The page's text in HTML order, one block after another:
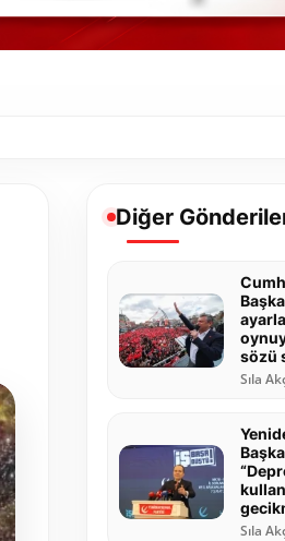
Diğer
sözü
Sıla
Sıla